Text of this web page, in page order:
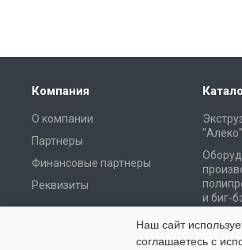
Компания
О компании
Партнеры
Финансовые партнеры
Реквизиты
"Алеко"
и биг-
Наш сайт
соглашаетесь с